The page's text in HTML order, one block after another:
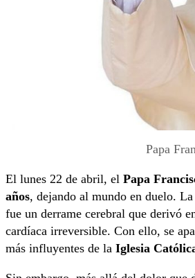
Papa
El lunes 22 de abril, el Papa
años, dejando al mundo en duelo. La
fue un derrame cerebral que derivó
cardíaca irreversible. Con ello, se
más influyentes de la Iglesia